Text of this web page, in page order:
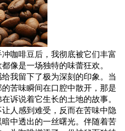
咖啡豆后，我彻底被它们丰富
像是一场独特的味蕾狂欢。
我留下了极为深刻的印象。当
苦味瞬间在口腔中散开，那是
诉说着它生长的土地的故事。
人感到难受，反而在苦味中隐
中透出的一丝曙光。伴随着苦